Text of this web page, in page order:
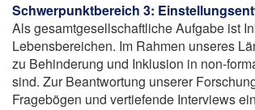
Schwerpunktbereich 3:
Als gesamtgesellschaftliche Aufgabe ist
Lebensbereichen. Im Rahmen unseres
zu Behinderung und Inklusion in non-
sind. Zur Beantwortung unserer
Fragebögen und vertiefende Interviews